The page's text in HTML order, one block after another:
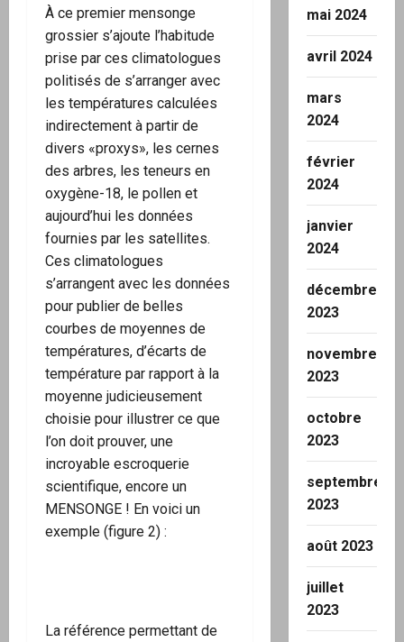
À ce premier mensonge
grossier s’ajoute l’habitude
prise par ces climatologues
politisés de s’arranger avec
les températures calculées
indirectement à partir de
divers «proxys», les cernes
des arbres, les teneurs en
oxygène-18, le pollen et
aujourd’hui les données
fournies par les satellites.
Ces climatologues
s’arrangent avec les données
pour publier de belles
courbes de moyennes de
températures, d’écarts de
température par rapport à la
moyenne judicieusement
choisie pour illustrer ce que
l’on doit prouver, une
incroyable escroquerie
scientifique, encore un
MENSONGE ! En voici un
exemple (figure 2) :
La référence permettant de
mai 2024
avril 2024
mars
2024
février
2024
janvier
2024
décembre
2023
novembre
2023
octobre
2023
septembre
2023
août 2023
juillet
2023